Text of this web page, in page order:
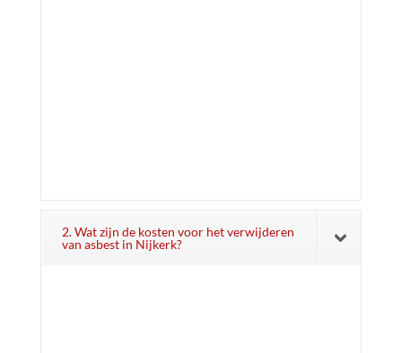
2. Wat zijn de kosten voor het verwijderen
van asbest in Nijkerk?